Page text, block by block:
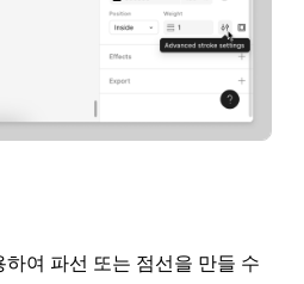
여 파선 또는 점선을 만들 수